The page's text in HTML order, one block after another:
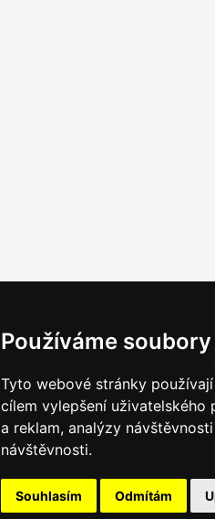
Používáme
Tyto webové stránky
cílem vylepšení uživatelského
a reklam, analýzy
návštěvnosti.
Souhlasím Odmítám